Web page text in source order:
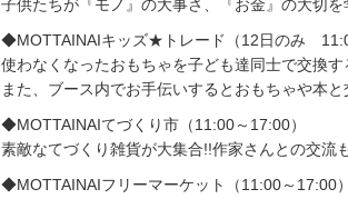
子供たちが『モノ』の大事さ、『お金』の大切
◆MOTTAINAIキッズ★トレード（12日のみ
使わなくなったおもちゃを子ども達同士で交換す
また、ブース内でお手伝いするとおもちゃや本
◆MOTTAINAIてづくり市（11:00～17:00）
素敵なてづくり雑貨が大集合!!作家さんとの交流
◆MOTTAINAIフリーマーケット（11:00～17:00）